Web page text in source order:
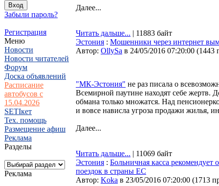
Забыли пароль?
Регистрация
Меню
Новости
Новости читателей
Форум
Доска объявлений
Расписание
автобусов с
15.04.2026
SETIкет
Тех. помощь
Размещение афиш
Реклама
Разделы
Реклама
Далее...
Читать дальше... | 11883 байт
Эстония : Мошенники через интернет
Автор: OllySa в 24/05/2016 07:20:00 (1443
"МК-Эстония" не раз писала о
Всемирной паутине находят себе жертв.
обмана только множатся. Над
и вовсе нависла угроза продажи жилья,
Далее...
Читать дальше... | 11069 байт
Эстония : Больничная касса рекомендует
поездок в страны ЕС
Автор: Koka в 23/05/2016 07:20:00 (1713